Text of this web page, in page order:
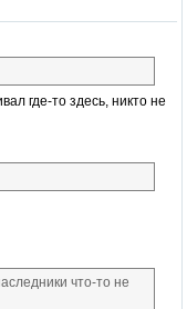
где-то здесь, никто не
что-то не